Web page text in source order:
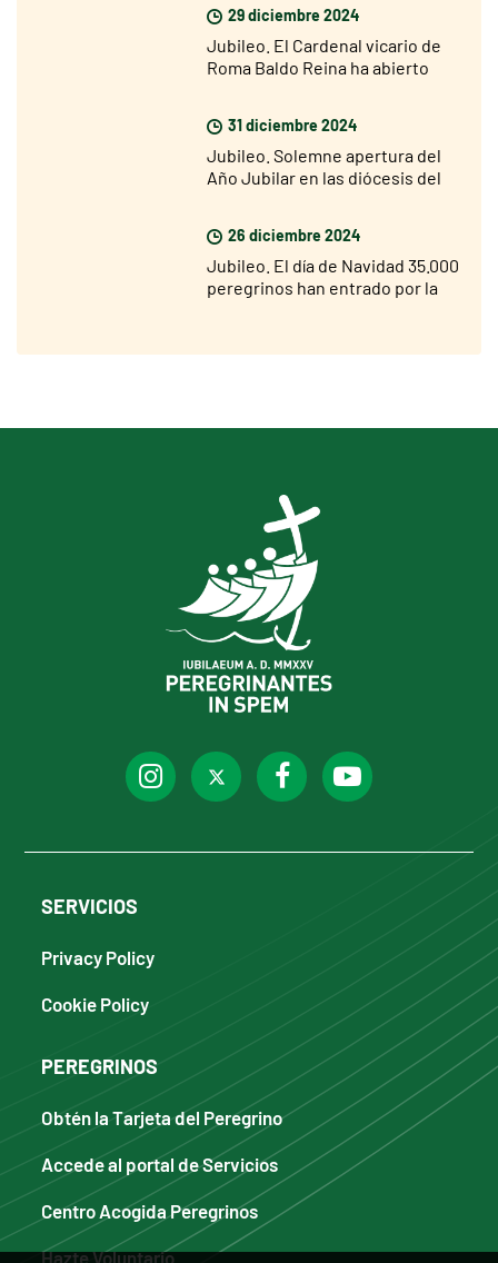
29 diciembre 2024
Jubileo. El Cardenal vicario de
Roma Baldo Reina ha abierto
31 diciembre 2024
Jubileo. Solemne apertura del
Año Jubilar en las diócesis del
26 diciembre 2024
Jubileo. El día de Navidad 35.000
peregrinos han entrado por la
SERVICIOS
Privacy Policy
Cookie Policy
PEREGRINOS
Obtén la Tarjeta del Peregrino
Accede al portal de Servicios
Centro Acogida Peregrinos
Hazte Voluntario